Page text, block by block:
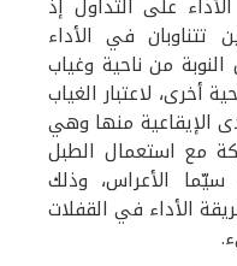
على التداول إذ
تتناوبان في الأداء
من ناحية وغياب
أخرى، لاعتبار الغياب
الإيقاعية منها وهي
مع استعمال الطبل
سيّما الأعراس، وذلك
الأداء في القفلات